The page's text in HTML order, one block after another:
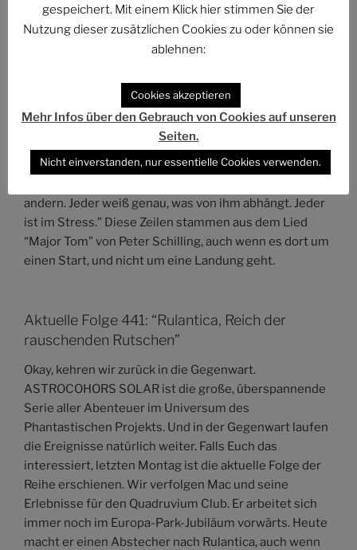
„Red Sea Movie | ACSOLAR #005“ direkt öffnen
bestimmt das Handeln…”
Wir sind in der Pilotepisode immer noch in der
Einführung. Über die Landung der Stratogleiter
berichtet der Erzähler folgendes: “Effektivität
andern. Jeder weiß genau, was von ihm abhängt. Jeder
ist im Stress.” Diese Zeilen stammen aus dem Lied
“Major Tom” von Peter Schilling, auch wenn es dort um
einen Start, und nicht um eine Landung geht.
Aktuelle Folge 441: “Rulantica, Reich der
rauschenden Rutschen”
Okay, kehren wir zurück in die Gegenwart.
ASTROCOHORS SOLAR ist die große, überspannende
Serie aller Abenteuer im Universum des
Phantastischen Projekts. Und in der Gegenwart laufen
die Ereignisse natürlich weiter. Falls Euch das
interessiert, letzten Montag ist die aktuelle Folge der
Reihe erschienen. Wir verfolgen Mac und seine
Erlebnisse für den Quadruvium Club. Er arbeitet sich
immer noch im Europa-Park-Jubiläum vorwärts. Heute
macht er einen Abstecher nach Rulantica, auch wenn
gespeichert. Mit einem Klick hier stimmen Sie der
Nutzung dieser zusätzlichen Cookies zu oder können sie
ablehnen:
Cookies akzeptieren
Mehr Infos über den Gebrauch von Cookies auf unseren
Seiten.
Nicht einverstanden, nur essentielle Cookies verwenden.